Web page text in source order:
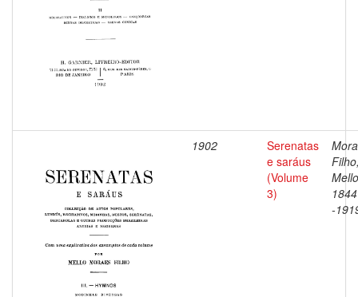
1902
Serenatas
e saráus
(Volume
3)
-